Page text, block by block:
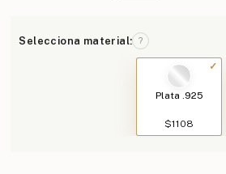
Selecciona material: ?
Plata .925
$1108